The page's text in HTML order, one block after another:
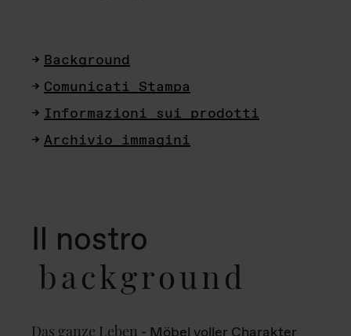
Background
Comunicati Stampa
Informazioni sui prodotti
Archivio immagini
Il nostro
background
Das ganze Leben - Möbel voller Charakter